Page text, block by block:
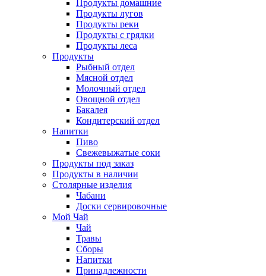
Продукты домашние
Продукты лугов
Продукты реки
Продукты с грядки
Продукты леса
Продукты
Рыбный отдел
Мясной отдел
Молочный отдел
Овощной отдел
Бакалея
Кондитерский отдел
Напитки
Пиво
Cвежевыжатые соки
Продукты под заказ
Продукты в наличии
Столярные изделия
Чабани
Доски сервировочные
Мой Чай
Чай
Травы
Сборы
Напитки
Принадлежности